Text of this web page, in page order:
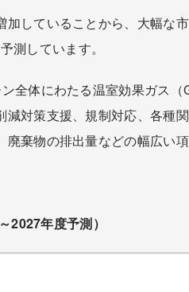
していることから、大幅な
測しています。
全体にわたる温室効果ガス
対策支援、規制対応、各種
棄物の排出量などの幅広い
2027年度予測）